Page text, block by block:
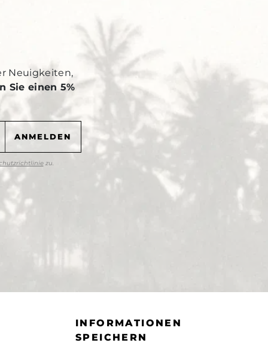
Neuigkeiten,
Sie einen 5%
zu.
INFORMATIONEN
SPEICHERN